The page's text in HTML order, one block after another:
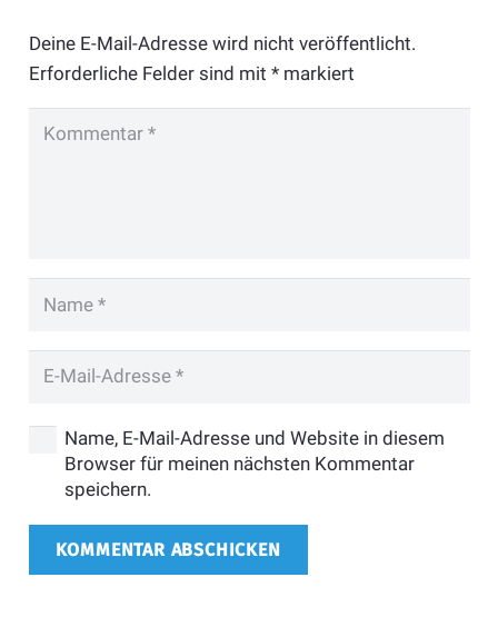
Deine E-Mail-Adresse wird nicht veröffentlicht.
Erforderliche Felder sind mit *markiert
Name, E-Mail-Adresse und Website in diesem
Browser für meinen nächsten Kommentar
speichern.
KOMMENTAR ABSCHICKEN